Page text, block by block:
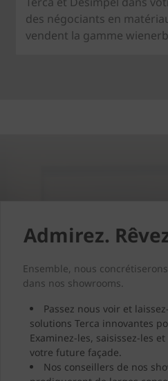
des négociants en
vendent la gamme
Admirez.
Ensemble, nous
dans nos showrooms.
Passez nous voir et
solutions Terca innovantes
Examinez-les, saisissez-les
votre future façade.
Nos conseillers de nos